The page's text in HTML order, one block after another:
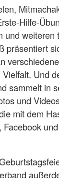
Hilfe-
und weiteren
präsentiert
Und
sammelt in
und
mit dem